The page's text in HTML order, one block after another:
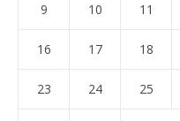
9 10 11
16 17 18
23 24 25